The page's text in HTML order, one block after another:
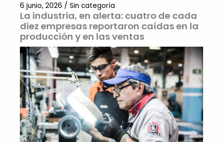
La industria, en alerta: cuatro de cada
diez empresas reportaron caídas en la
producción y en las ventas
6 junio, 2026 / Sin categoría